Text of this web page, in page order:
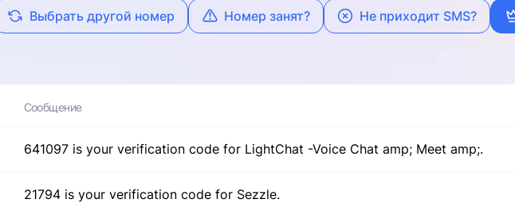
Выбрать другой номер Номер занят? Не приходит SMS?
641097 is your verification code for LightChat -Voice Chat amp; Meet amp;.
21794 is your verification code for Sezzle.